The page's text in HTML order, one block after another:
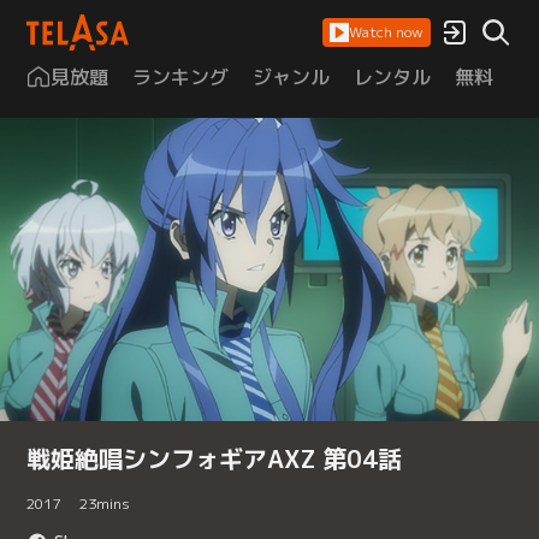
Watch now
見放題 ランキング ジャンル レンタル 無料
戦姫絶唱シンフォギアAXZ 第04話
2017 23mins